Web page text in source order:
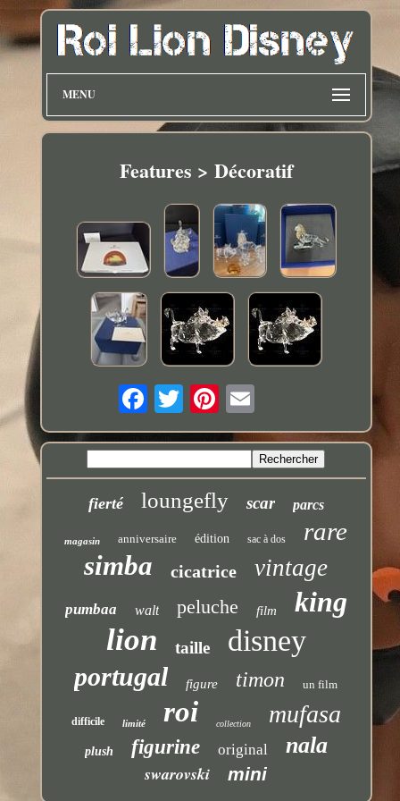
MENU
Features > Décoratif
fierté loungefly scar parcs
magasin anniversaire édition sac à dos rare
simba cicatrice vintage
pumbaa walt peluche film king
lion taille disney
portugal figure timon un film
difficile limité roi collection mufasa
plush figurine original nala
swarovski mini